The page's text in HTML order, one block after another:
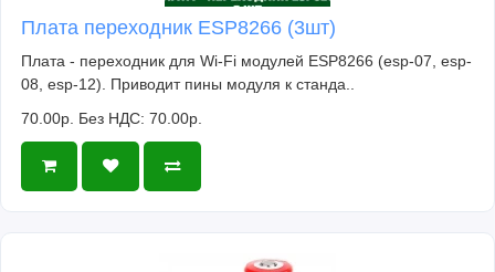
Плата переходник ESP8266 (3шт)
Плата - переходник для Wi-Fi модулей ESP8266 (esp-07, esp-
08, esp-12). Приводит пины модуля к станда..
70.00р. Без НДС: 70.00р.